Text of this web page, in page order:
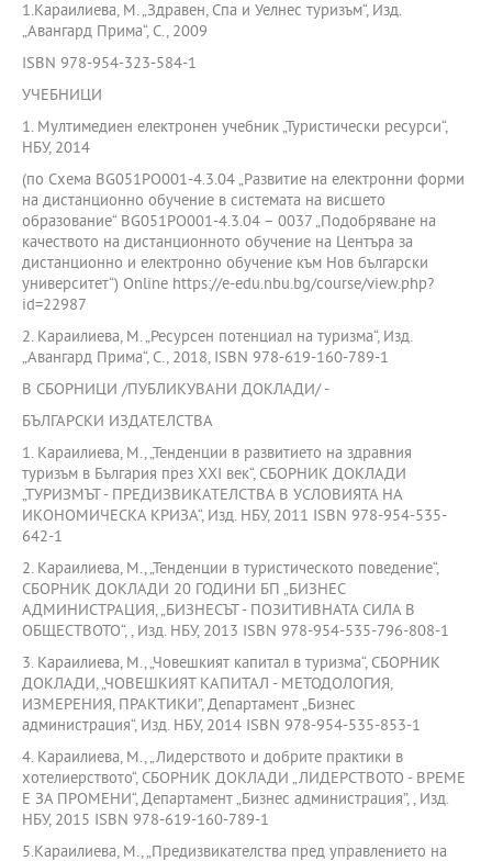
1.Караилиева, М. „Здравен, Спа и Уелнес туризъм“, Изд.
„Авангард Прима“, С., 2009
ISBN 978-954-323-584-1
УЧЕБНИЦИ
1. Мултимедиен електронен учебник „Туристически ресурси“,
НБУ, 2014
(по Схема BG051PO001-4.3.04 „Развитие на електронни форми
на дистанционно обучение в системата на висшето
образование“ BG051PO001-4.3.04 – 0037 „Подобряване на
качеството на дистанционното обучение на Центъра за
дистанционно и електронно обучение към Нов български
университет“) Online https://e-edu.nbu.bg/course/view.php?
id=22987
2. Караилиева, М. „Ресурсен потенциал на туризма“, Изд.
„Авангард Прима“, С., 2018, ISBN 978-619-160-789-1
В СБОРНИЦИ /ПУБЛИКУВАНИ ДОКЛАДИ/ -
БЪЛГАРСКИ ИЗДАТЕЛСТВА
1. Караилиева, М., „Тенденции в развитието на здравния
туризъм в България през ХХI век“, СБОРНИК ДОКЛАДИ
„ТУРИЗМЪТ - ПРЕДИЗВИКАТЕЛСТВА В УСЛОВИЯТА НА
ИКОНОМИЧЕСКА КРИЗА“, Изд. НБУ, 2011 ISBN 978-954-535-
642-1
2. Караилиева, М., „Тенденции в туристическото поведение“,
СБОРНИК ДОКЛАДИ 20 ГОДИНИ БП „БИЗНЕС
АДМИНИСТРАЦИЯ, „БИЗНЕСЪТ - ПОЗИТИВНАТА СИЛА В
ОБЩЕСТВОТО“, , Изд. НБУ, 2013 ISBN 978-954-535-796-808-1
3. Караилиева, М., „Човешкият капитал в туризма“, СБОРНИК
ДОКЛАДИ, „ЧОВЕШКИЯТ КАПИТАЛ - МЕТОДОЛОГИЯ,
ИЗМЕРЕНИЯ, ПРАКТИКИ”, Департамент „Бизнес
администрация“, Изд. НБУ, 2014 ISBN 978-954-535-853-1
4. Караилиева, М., „Лидерството и добрите практики в
хотелиерството“, СБОРНИК ДОКЛАДИ „ЛИДЕРСТВОТО - ВРЕМЕ
Е ЗА ПРОМЕНИ“, Департамент „Бизнес администрация”, , Изд.
НБУ, 2015 ISBN 978-619-160-789-1
5.Караилиева, М., „Предизвикателства пред управлението на